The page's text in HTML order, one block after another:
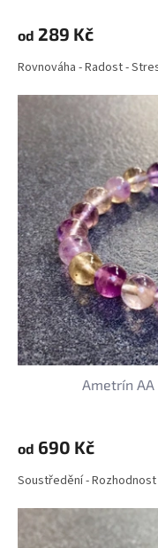
od 289 Kč
Rovnováha - Radost -
Ametrín
od 690 Kč
Soustředění -